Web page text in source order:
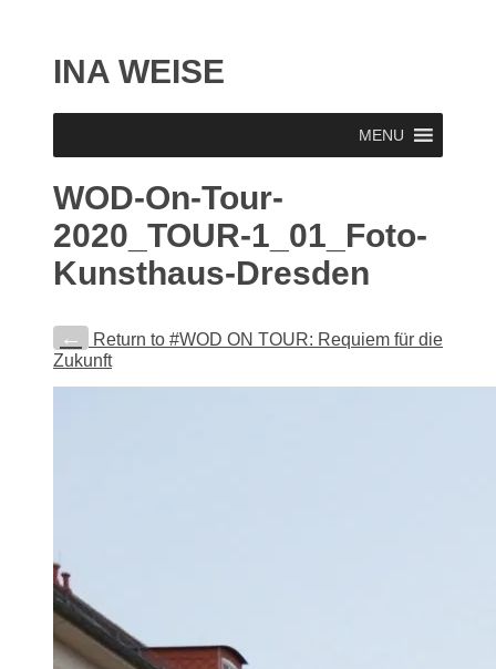
INA WEISE
MENU
WOD-On-Tour-
2020_TOUR-1_01_Foto-
Kunsthaus-Dresden
←
Return to #WOD ON TOUR: Requiem für die
Zukunft